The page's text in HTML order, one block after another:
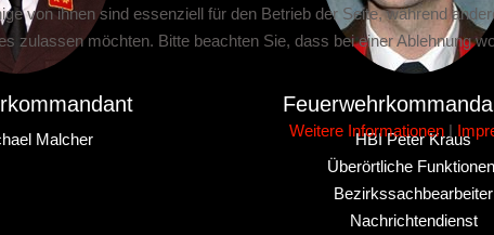
Malcher
HBI Peter Kraus
Überörtliche
Bezirkssachbearbeiter
Nachrichtendienst
von ihnen sind essenziell für den Betrieb der Seite, während
zulassen möchten. Bitte beachten Sie, dass bei einer Ablehnung
Weitere Informationen |